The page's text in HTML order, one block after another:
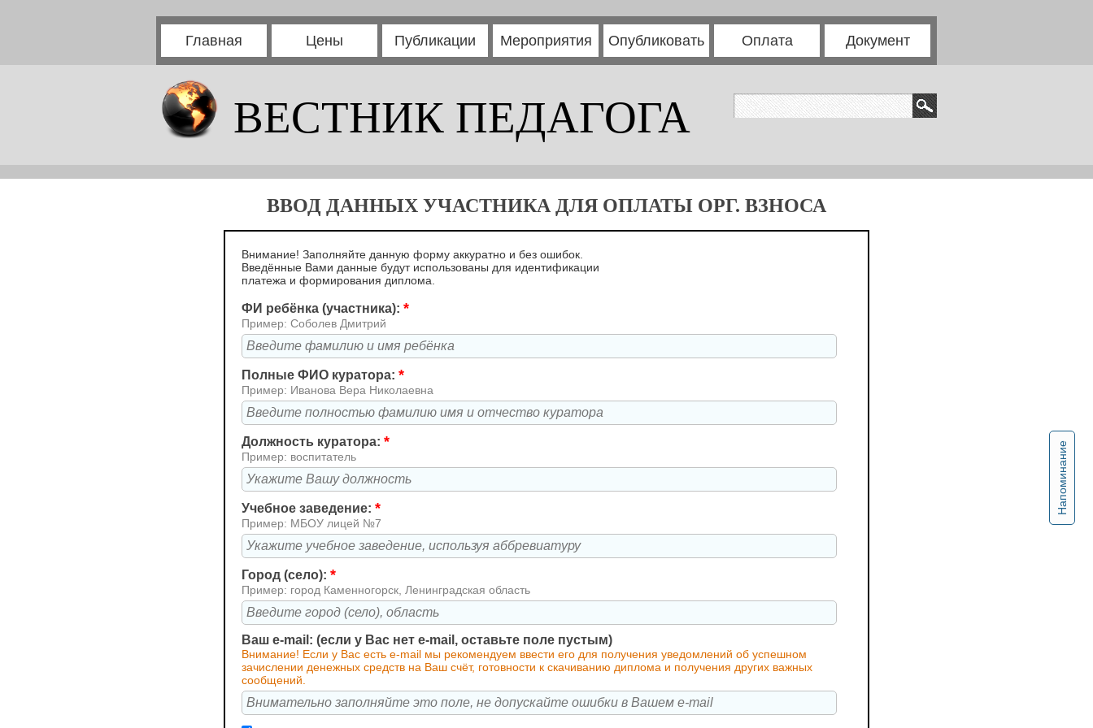
Главная Цены Публикации Мероприятия Опубликовать Оплата Документ
ВЕСТНИК ПЕДАГОГА
Напоминание
ВВОД ДАННЫХ УЧАСТНИКА ДЛЯ ОПЛАТЫ ОРГ. ВЗНОСА
Внимание! Заполняйте данную форму аккуратно и без ошибок.
Введённые Вами данные будут использованы для идентификации
платежа и формирования диплома.
ФИ ребёнка (участника): *
Пример: Соболев Дмитрий
Полные ФИО куратора: *
Пример: Иванова Вера Николаевна
Должность куратора: *
Пример: воспитатель
Учебное заведение: *
Пример: МБОУ лицей №7
Город (село): *
Пример: город Каменногорск, Ленинградская область
Ваш e-mail: (если у Вас нет e-mail, оставьте поле пустым)
Внимание! Если у Вас есть e-mail мы рекомендуем ввести его для получения уведомлений об успешном
зачислении денежных средств на Ваш счёт, готовности к скачиванию диплома и получения других важных
сообщений.